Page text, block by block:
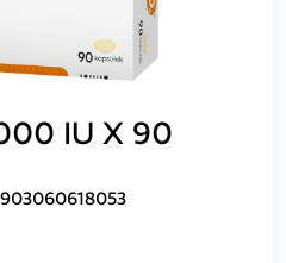
IU X 90